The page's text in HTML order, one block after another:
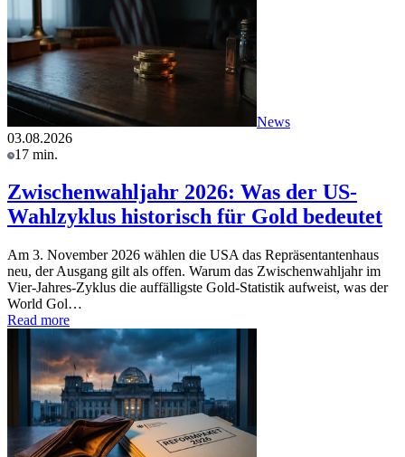
News
03.08.2026
17 min.
Zwischenwahljahr 2026: Was der US-
Wahlzyklus historisch für Gold bedeutet
Am 3. November 2026 wählen die USA das Repräsentantenhaus
neu, der Ausgang gilt als offen. Warum das Zwischenwahljahr im
Vier-Jahres-Zyklus die auffälligste Gold-Statistik aufweist, was der
World Gol…
Read more